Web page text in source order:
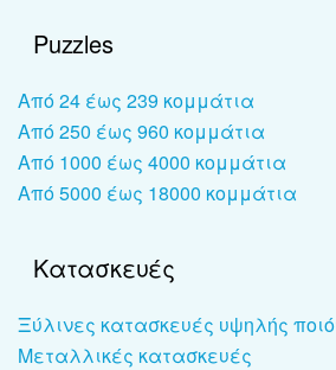
Puzzles
Από 24 έως 239 κομμάτια
Από 250 έως 960 κομμάτια
Από 1000 έως 4000 κομμάτια
Από 5000 έως 18000 κομμάτια
Κατασκευές
Ξύλινες κατασκευές υψηλής
Μεταλλικές κατασκευές